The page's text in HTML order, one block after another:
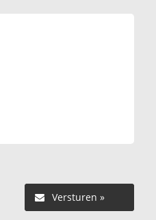
Versturen »